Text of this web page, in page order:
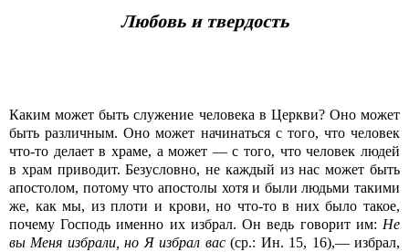
Любовь и твердость
Каким может быть служение человека в Церкви? Оно может
быть различным. Оно может начинаться с того, что человек
что-то делает в храме, а может — с того, что человек людей
в храм приводит. Безусловно, не каждый из нас может быть
апостолом, потому что апостолы хотя и были людьми такими
же, как мы, из плоти и крови, но что-то в них было такое,
почему Господь именно их избрал. Он ведь говорит им: Не
вы Меня избрали, но Я избрал вас(ср.: Ин. 15, 16),— избрал,